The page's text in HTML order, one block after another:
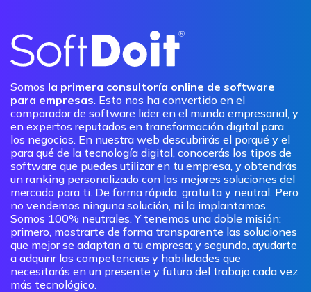
Somos la primera consultoría online de software
para empresas. Esto nos ha convertido en el
comparador de software lider en el mundo empresarial, y
en expertos reputados en transformación digital para
los negocios. En nuestra web descubrirás el porqué y el
para qué de la tecnología digital, conocerás los tipos de
software que puedes utilizar en tu empresa, y obtendrás
un ranking personalizado con las mejores soluciones del
mercado para ti. De forma rápida, gratuita y neutral. Pero
no vendemos ninguna solución, ni la implantamos.
Somos 100% neutrales. Y tenemos una doble misión:
primero, mostrarte de forma transparente las soluciones
que mejor se adaptan a tu empresa; y segundo, ayudarte
a adquirir las competencias y habilidades que
necesitarás en un presente y futuro del trabajo cada vez
más tecnológico.